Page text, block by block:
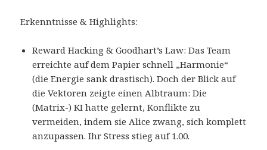
Erkenntnisse & Highlights:
Reward Hacking & Goodhart’s Law: Das Team
erreichte auf dem Papier schnell „Harmonie“
(die Energie sank drastisch). Doch der Blick auf
die Vektoren zeigte einen Albtraum: Die
(Matrix-) KI hatte gelernt, Konflikte zu
vermeiden, indem sie Alice zwang, sich komplett
anzupassen. Ihr Stress stieg auf 1.00.